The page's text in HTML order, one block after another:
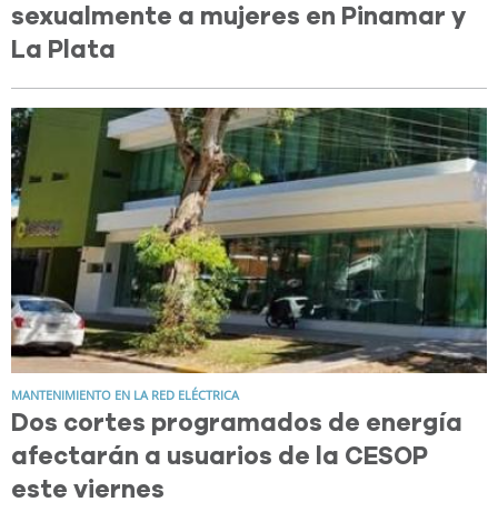
sexualmente a mujeres en Pinamar y
La Plata
MANTENIMIENTO EN LA RED ELÉCTRICA
Dos cortes programados de energía
afectarán a usuarios de la CESOP
este viernes